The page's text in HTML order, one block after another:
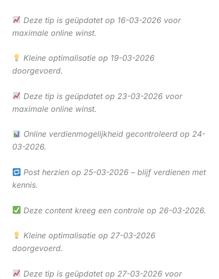
Deze tip is geüpdatet op 16-03-2026 voor
maximale online winst.
Kleine optimalisatie op 19-03-2026
doorgevoerd.
Deze tip is geüpdatet op 23-03-2026 voor
maximale online winst.
Online verdienmogelijkheid gecontroleerd op 24-
03-2026.
Post herzien op 25-03-2026 – blijf verdienen met
kennis.
Deze content kreeg een controle op 26-03-2026.
Kleine optimalisatie op 27-03-2026
doorgevoerd.
Deze tip is geüpdatet op 27-03-2026 voor